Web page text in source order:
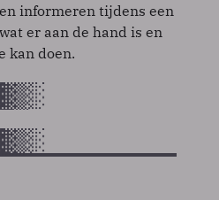
informeren tijdens een
er aan de hand is en
kan doen.